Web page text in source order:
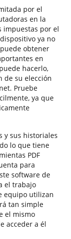
por el
en la
impuestas por el
ya no
obtener
en
hacerlo,
de su elección
Pruebe
ya que
y sus historiales
lo que tiene
PDF
para
software de
el trabajo
equipo utilizan
tan simple
el mismo
acceder a él